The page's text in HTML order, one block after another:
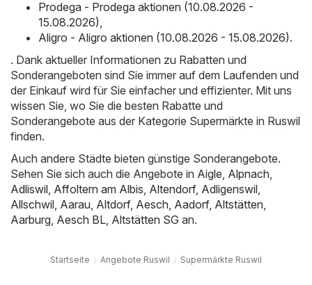
Prodega - Prodega aktionen (10.08.2026 -
15.08.2026)
Aligro - Aligro aktionen (10.08.2026 - 15.08.2026).
. Dank aktueller Informationen zu Rabatten und
Sonderangeboten sind Sie immer auf dem Laufenden und
der Einkauf wird für Sie einfacher und effizienter. Mit uns
wissen Sie, wo Sie die besten Rabatte und
Sonderangebote aus der Kategorie Supermärkte in Ruswil
finden.
Auch andere Städte bieten günstige Sonderangebote.
Sehen Sie sich auch die Angebote in Aigle Alpnach
Adliswil Affoltern am Albis Altendorf, Adligenswil
Allschwil Aarau Altdorf, Aesch Aadorf, Altstätten
Aarburg Aesch BL Altstätten SG an.
Startseite Angebote Ruswil Supermärkte Ruswil